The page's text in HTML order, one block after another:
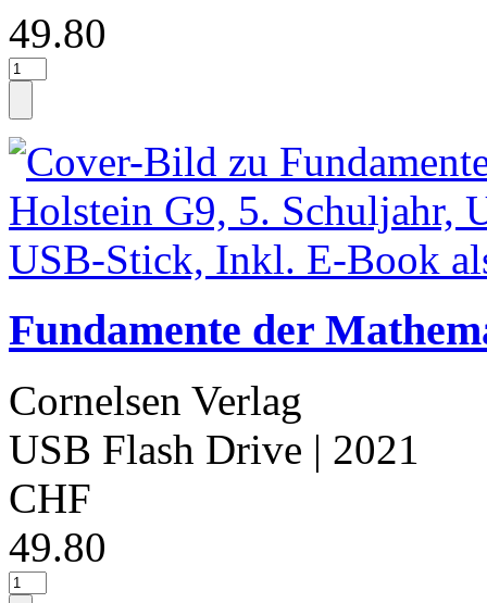
49.80
Fundamente der
Cornelsen Verlag
USB Flash Drive | 2021
CHF
49.80